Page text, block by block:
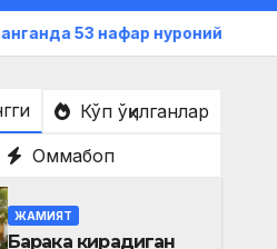
нуроний «Меҳнат
Кўп ўқилганлар
Оммабоп
ЖАМИЯТ
Барака кирадиган